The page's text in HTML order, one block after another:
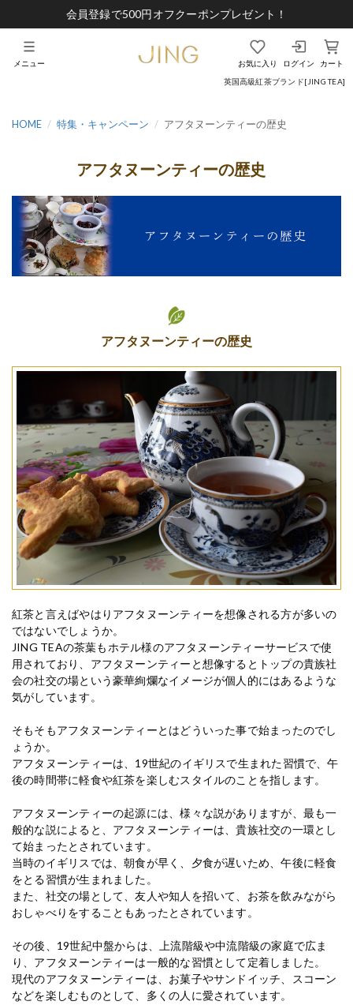
会員登録で500円オフクーポンプレゼント！
英国高級紅茶ブランド[JING TEA]
お気に入り ログイン カート
メニュー
HOME 特集・キャンペーン アフタヌーンティーの歴史
アフタヌーンティーの歴史
アフタヌーンティーの歴史
紅茶と言えばやはりアフタヌーンティーを想像される方が多いの
ではないでしょうか。
JING TEAの茶葉もホテル様のアフタヌーンティーサービスで使
用されており、アフタヌーンティーと想像するとトップの貴族社
会の社交の場という豪華絢爛なイメージが個人的にはあるような
気がしています。
そもそもアフタヌーンティーとはどういった事で始まったのでし
ょうか。
アフタヌーンティーは、19世紀のイギリスで生まれた習慣で、午
後の時間帯に軽食や紅茶を楽しむスタイルのことを指します。
アフタヌーンティーの起源には、様々な説がありますが、最も一
般的な説によると、アフタヌーンティーは、貴族社交の一環とし
て始まったとされています。
当時のイギリスでは、朝食が早く、夕食が遅いため、午後に軽食
をとる習慣が生まれました。
また、社交の場として、友人や知人を招いて、お茶を飲みながら
おしゃべりをすることもあったとされています。
その後、19世紀中盤からは、上流階級や中流階級の家庭で広ま
り、アフタヌーンティーは一般的な習慣として定着しました。
現代のアフタヌーンティーは、お菓子やサンドイッチ、スコーン
などを楽しむものとして、多くの人に愛されています。